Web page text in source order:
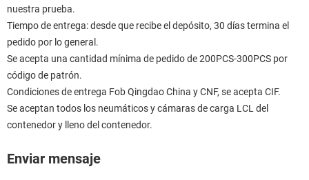
nuestra prueba.
Tiempo de entrega: desde que recibe el depósito, 30 días termina el
pedido por lo general.
Se acepta una cantidad mínima de pedido de 200PCS-300PCS por
código de patrón.
Condiciones de entrega Fob Qingdao China y CNF, se acepta CIF.
Se aceptan todos los neumáticos y cámaras de carga LCL del
contenedor y lleno del contenedor.
Enviar mensaje